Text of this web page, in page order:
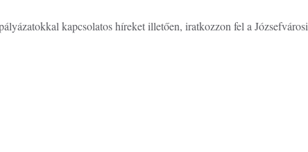
kapcsolatos híreket illetően, iratkozzon fel a Józsefvárosi